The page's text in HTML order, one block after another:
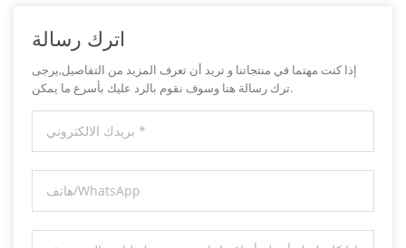
اترك رسالة
إذا كنت مهتما في منتجاتنا و تريد أن تعرف المزيد من التفاصيل,يرجى
ترك رسالة هنا وسوف نقوم بالرد عليك بأسرع ما يمكن.